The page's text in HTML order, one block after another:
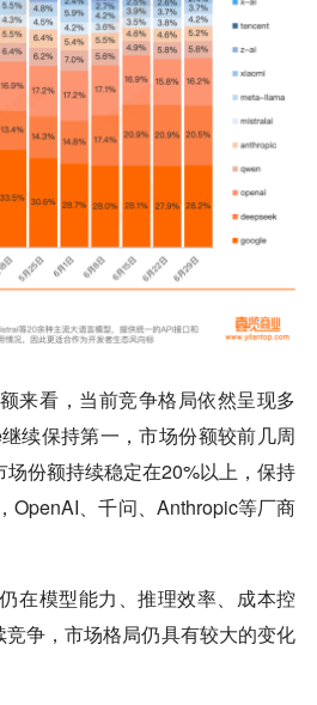
来看，当前竞争格局依然呈现多
续保持第一，市场份额较前几周
份额持续稳定在20%以上，保持
OpenAI、千问、Anthropic等厂商
在模型能力、推理效率、成本控
争，市场格局仍具有较大的变化